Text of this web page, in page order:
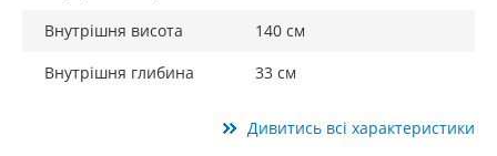
Внутрішня висота
140 см
Внутрішня глибина
33 см
Дивитись всі характеристики